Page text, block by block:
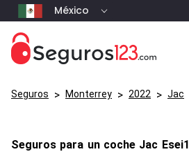
México
Seguros > Monterrey > 2022 > Jac
Seguros para un coche Jac Esei1